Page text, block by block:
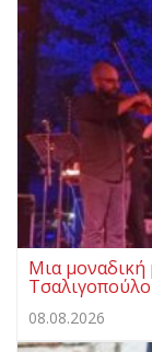
Μια μοναδική
08.08.2026